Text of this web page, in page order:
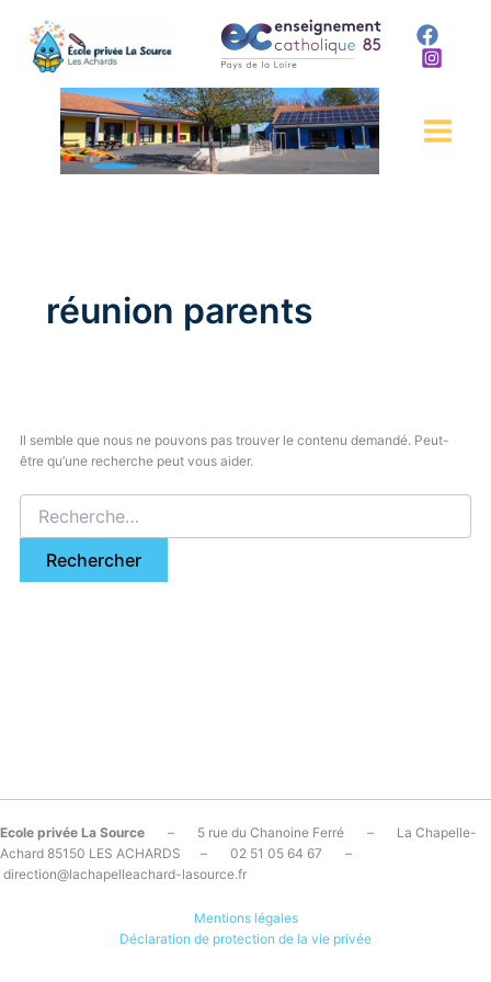
contenu
réunion parents
Il semble que nous ne pouvons pas trouver le contenu demandé. Peut-
être qu’une recherche peut vous aider.
Ecole privée La Source – 5 rue du Chanoine Ferré – La Chapelle-
Achard 85150 LES ACHARDS – 02 51 05 64 67 –
direction@lachapelleachard-lasource.fr
Mentions légales
Déclaration de protection de la vie privée